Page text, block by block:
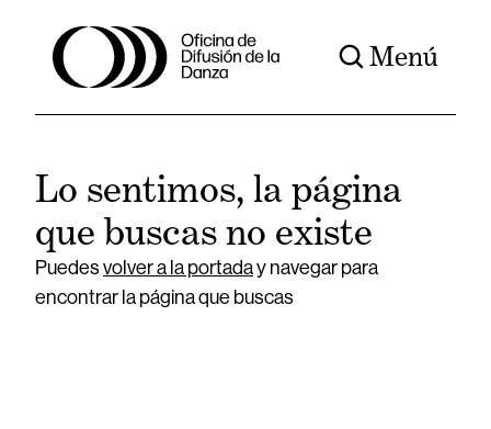
Menú
Lo sentimos, la página
que buscas no existe
Puedesvolver a la portaday navegar para
encontrar la página que buscas